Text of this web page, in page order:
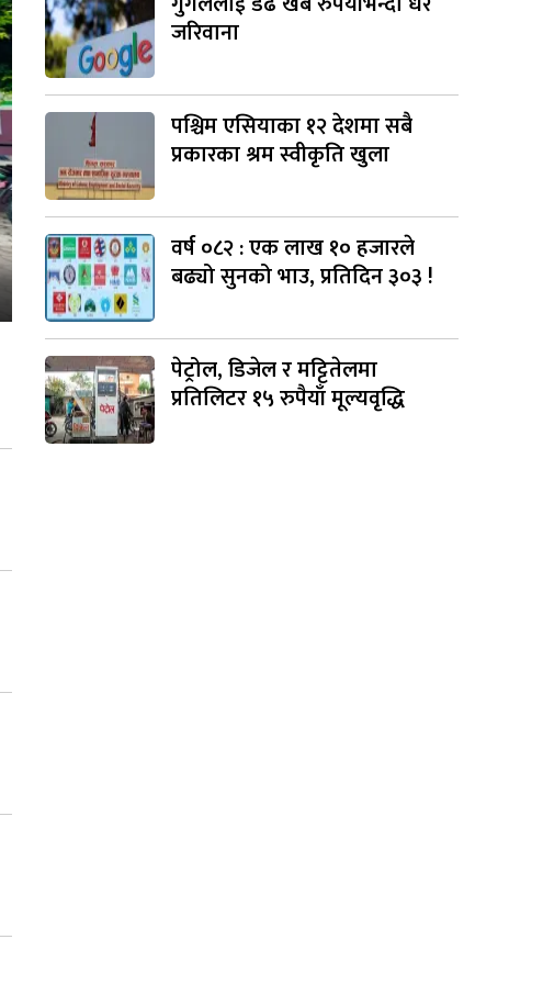
जरिवाना
पश्चिम एसियाका १२ देशमा सबै
प्रकारका श्रम स्वीकृति खुला
वर्ष ०८२ : एक लाख १० हजारले
बढ्यो सुनको भाउ, प्रतिदिन ३०३ !
पेट्रोल, डिजेल र मट्टितेलमा
प्रतिलिटर १५ रुपैयाँ मूल्यवृद्धि